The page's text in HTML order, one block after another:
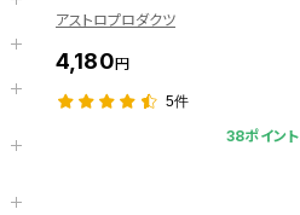
アストロプロダクツ
4,180円
5件
38ポイント